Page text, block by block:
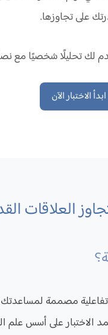
على تجاوزها.
ابدأ الاختبار الآن
العلاقات
تفاعلية مصممة
الاختبار على أسس علم